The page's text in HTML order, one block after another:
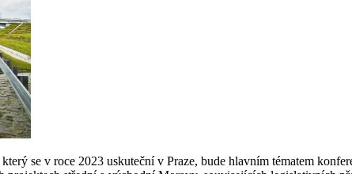
se v roce 2023 uskuteční v Praze, bude hlavním tématem